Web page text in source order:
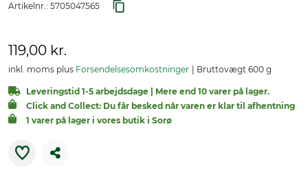
Artikelnr.: 5705047565
119,00 kr.
inkl. moms plus Forsendelsesomkostninger Bruttovægt 600 g
Leveringstid 1-5 arbejdsdage | Mere end 10 varer på lager.
Click and Collect: Du får besked når varen er klar til afhentning
1 varer på lager i vores butik i Sorø